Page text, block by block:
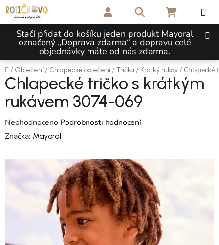
Přejít na obsah
Stačí přidat do košíku jeden produkt Mayoral
označený „Doprava zdarma“ a dopravu celé
objednávky máte od nás zdarma.
Hledat NÁKUPNÍ
Domů
/ Oblečení / Chlapecké oblečení / Trička / Krátký rukáv / Chlapecké
Chlapecké tričko s krátkým
rukávem 3074-069
Průměrné hodnocení produktu je 0,0 z 5 hvězdiček.
Neohodnoceno Podrobnosti hodnocení
Značka: Mayoral